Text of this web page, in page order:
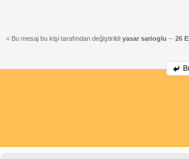
< Bu mesaj bu kişi tarafından değiştirildi yasar sarioglu -- 26